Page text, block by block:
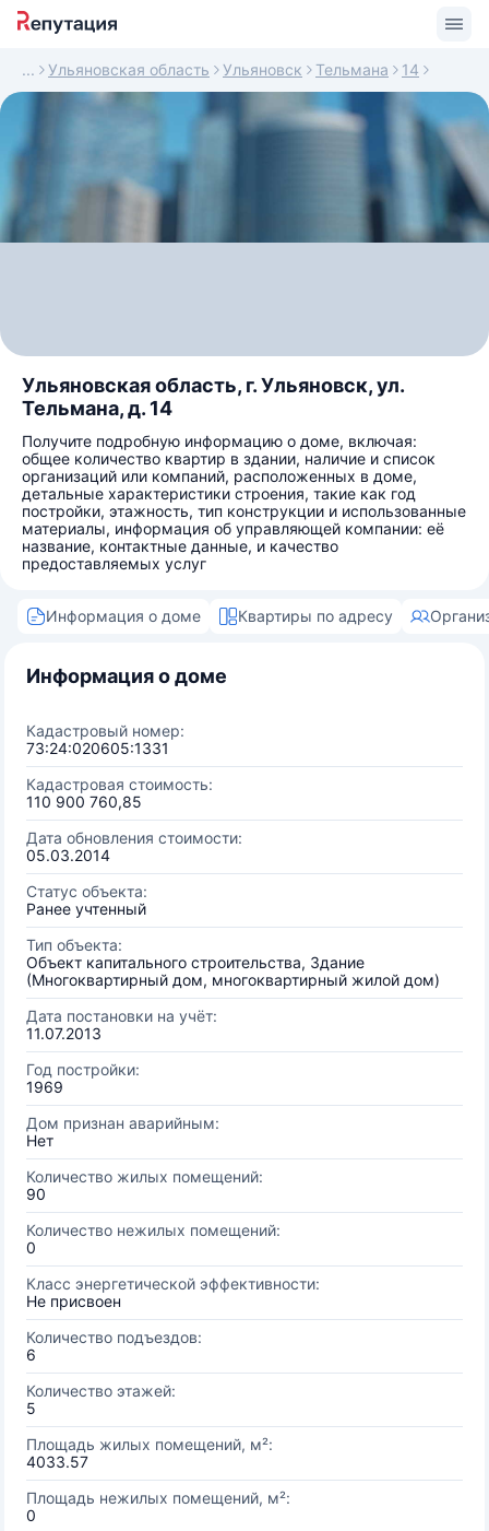
Ульяновская область Ульяновск Тельмана 14
Ульяновская область, г. Ульяновск, ул.
Тельмана, д. 14
Получите подробную информацию о доме, включая:
общее количество квартир в здании, наличие и список
организаций или компаний, расположенных в доме,
детальные характеристики строения, такие как год
постройки, этажность, тип конструкции и использованные
материалы, информация об управляющей компании: её
название, контактные данные, и качество
предоставляемых услуг
Информация о доме Квартиры по адресу
Информация о доме
Кадастровый номер:
73:24:020605:1331
Кадастровая стоимость:
110 900 760,85
Дата обновления стоимости:
05.03.2014
Статус объекта:
Ранее учтенный
Тип объекта:
Объект капитального строительства, Здание
(Многоквартирный дом, многоквартирный жилой дом)
Дата постановки на учёт:
11.07.2013
Год постройки:
1969
Дом признан аварийным:
Нет
Количество жилых помещений:
90
Количество нежилых помещений:
0
Класс энергетической эффективности:
Не присвоен
Количество подъездов:
6
Количество этажей:
5
Площадь жилых помещений, м²:
4033.57
Площадь нежилых помещений, м²:
0